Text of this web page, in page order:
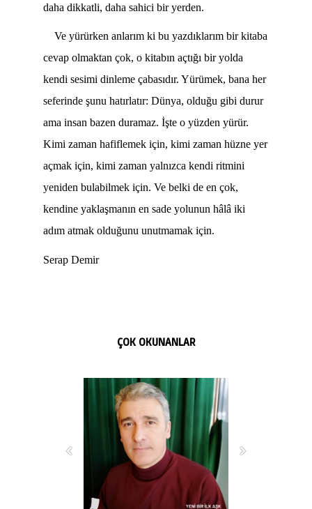
daha dikkatli, daha sahici bir yerden.
Ve yürürken anlarım ki bu yazdıklarım bir kitaba
cevap olmaktan çok, o kitabın açtığı bir yolda
kendi sesimi dinleme çabasıdır. Yürümek, bana her
seferinde şunu hatırlatır: Dünya, olduğu gibi durur
ama insan bazen duramaz. İşte o yüzden yürür.
Kimi zaman hafiflemek için, kimi zaman hüzne yer
açmak için, kimi zaman yalnızca kendi ritmini
yeniden bulabilmek için. Ve belki de en çok,
kendine yaklaşmanın en sade yolunun hâlâ iki
adım atmak olduğunu unutmamak için.
Serap Demir
ÇOK OKUNANLAR